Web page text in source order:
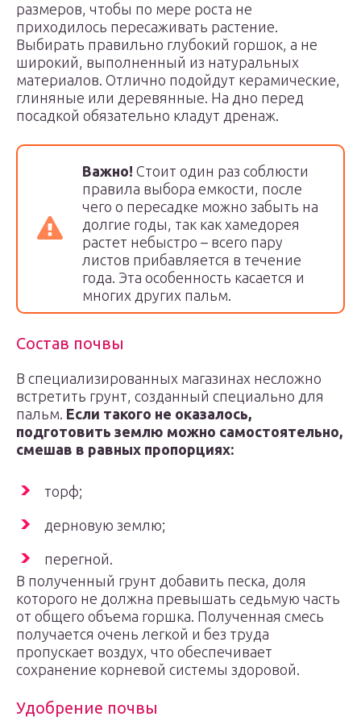
размеров, чтобы по мере роста не
приходилось пересаживать растение.
Выбирать правильно глубокий горшок, а не
широкий, выполненный из натуральных
материалов. Отлично подойдут керамические,
глиняные или деревянные. На дно перед
посадкой обязательно кладут дренаж.
Важно! Стоит один раз соблюсти
правила выбора емкости, после
чего о пересадке можно забыть на
долгие годы, так как хамедорея
растет небыстро – всего пару
листов прибавляется в течение
года. Эта особенность касается и
многих других пальм.
Состав почвы
В специализированных магазинах несложно
встретить грунт, созданный специально для
пальм. Если такого не оказалось,
подготовить землю можно самостоятельно,
смешав в равных пропорциях:
торф;
дерновую землю;
перегной.
В полученный грунт добавить песка, доля
которого не должна превышать седьмую часть
от общего объема горшка. Полученная смесь
получается очень легкой и без труда
пропускает воздух, что обеспечивает
сохранение корневой системы здоровой.
Удобрение почвы